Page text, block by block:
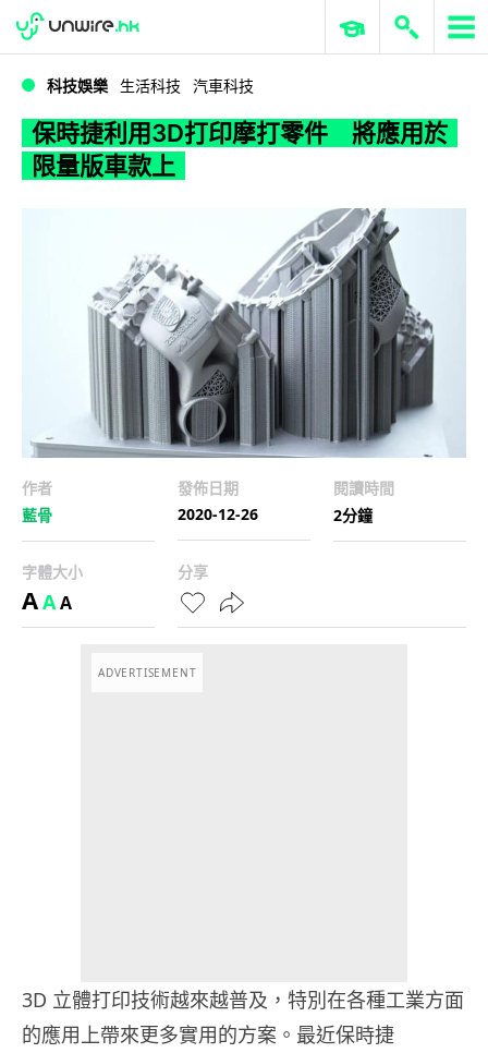
WWDC 2026 ERP 與商業 AI
科技娛樂 生活科技 汽車科技
保時捷利用3D打印摩打零件 將應用於
限量版車款上
作者
藍骨
發佈日期
2020-12-26
閱讀時間
2分鐘
字體大小
AAA
分享
ADVERTISEMENT
3D 立體打印技術越來越普及，特別在各種工業方面
的應用上帶來更多實用的方案。最近保時捷